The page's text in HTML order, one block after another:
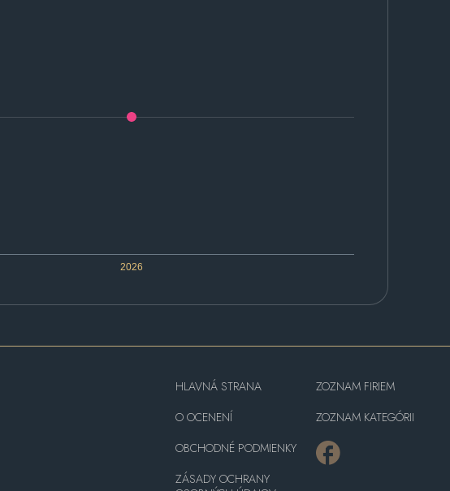
2026
HLAVNÁ STRANA
O OCENENÍ
OBCHODNÉ PODMIENKY
ZÁSADY OCHRANY
ZOZNAM FIRIEM
ZOZNAM KATEGÓRII